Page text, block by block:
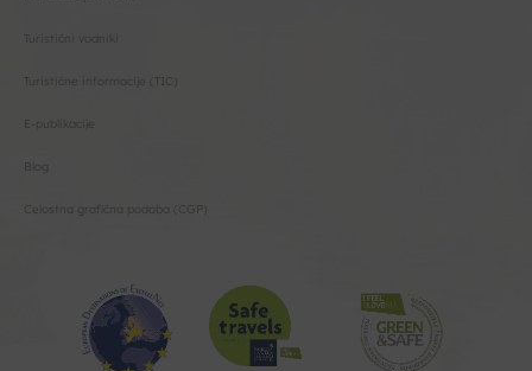
Turistični vodniki
Turistične informacije (TIC)
E-publikacije
Blog
Celostna grafična podoba (CGP)